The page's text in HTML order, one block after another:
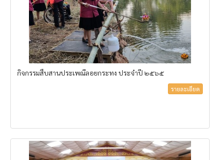
กิจกรรมสืบสานประเพณีลอยกระทง ประจำปี ๒๕๖๕
รายละเอียด